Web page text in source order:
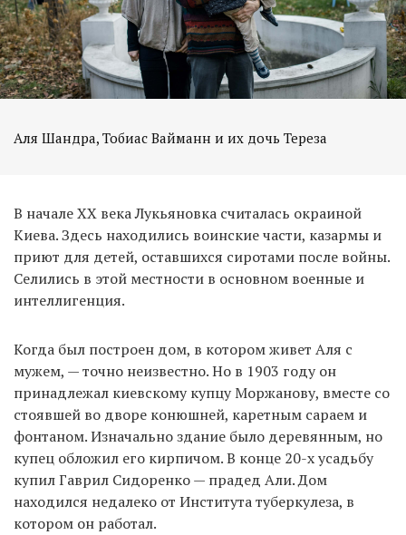
Аля Шандра, Тобиас Вайманн и их дочь Тереза
В начале XX века Лукьяновка считалась окраиной
Киева. Здесь находились воинские части, казармы и
приют для детей, оставшихся сиротами после войны.
Селились в этой местности в основном военные и
интеллигенция.
Когда был построен дом, в котором живет Аля с
мужем, — точно неизвестно. Но в 1903 году он
принадлежал киевскому купцу Моржанову, вместе со
стоявшей во дворе конюшней, каретным сараем и
фонтаном. Изначально здание было деревянным, но
купец обложил его кирпичом. В конце 20-х усадьбу
купил Гаврил Сидоренко — прадед Али. Дом
находился недалеко от Института туберкулеза, в
котором он работал.